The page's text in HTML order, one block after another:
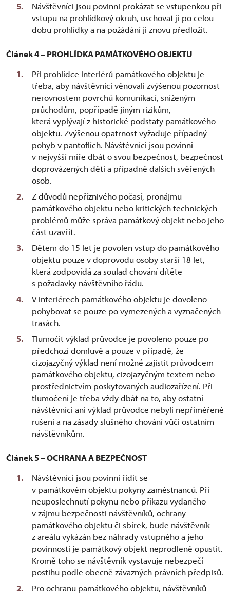
Návštěvníci jsou povinni prokázat se vstupenkou při
vstupu na prohlídkový okruh, uschovat ji po celou
dobu prohlídky a na požádání ji znovu předložit.
Článek 4 – PROHLÍDKA PAMÁTKOVÉHO OBJEKTU
Při prohlídce interiérů památkového objektu je
třeba, aby návštěvníci věnovali zvýšenou pozornost
nerovnostem povrchů komunikací, sníženým
průchodům, popřípadě jiným rizikům,
která vyplývají z historické podstaty památkového
objektu. Zvýšenou opatrnost vyžaduje případný
pohyb v pantoflích. Návštěvníci jsou povinni
v nejvyšší míře dbát o svou bezpečnost, bezpečnost
doprovázených dětí a případně dalších svěřených
osob.
Z důvodů nepříznivého počasí, pronájmu
památkového objektu nebo kritických technických
problémů může správa památkový objekt nebo jeho
část uzavřít.
Dětem do 15 let je povolen vstup do památkového
objektu pouze v doprovodu osoby starší 18 let,
která zodpovídá za soulad chování dítěte
s požadavky návštěvního řádu.
V interiérech památkového objektu je dovoleno
pohybovat se pouze po vymezených a vyznačených
trasách.
Tlumočit výklad průvodce je povoleno pouze po
předchozí domluvě a pouze v případě, že
cizojazyčný výklad není možné zajistit průvodcem
památkového objektu, cizojazyčným textem nebo
prostřednictvím poskytovaných audiozařízení. Při
tlumočení je třeba vždy dbát na to, aby ostatní
návštěvníci ani výklad průvodce nebyli nepřiměřeně
rušeni a na zásady slušného chování vůči ostatním
návštěvníkům.
Článek 5 – OCHRANA A BEZPEČNOST
Návštěvníci jsou povinni řídit se
v památkovém objektu pokyny zaměstnanců. Při
neuposlechnutí pokynu nebo příkazu vydaného
v zájmu bezpečnosti návštěvníků, ochrany
památkového objektu či sbírek, bude návštěvník
z areálu vykázán bez náhrady vstupného a jeho
povinností je památkový objekt neprodleně opustit.
Kromě toho se návštěvník vystavuje nebezpečí
postihu podle obecně závazných právních předpisů.
Pro ochranu památkového objektu, návštěvníků